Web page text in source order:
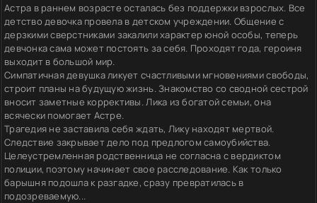
Астра в раннем возрасте осталась без поддержки взрослых. Все
детство девочка провела в детском учреждении. Общение с
дерзкими сверстниками закалили характер юной особы, теперь
девчонка сама может постоять за себя. Проходят года, героиня
выходит в большой мир.
Симпатичная девушка ликует счастливыми мгновениями свободы,
строит планы на будущую жизнь. Знакомство со сводной сестрой
вносит заметные коррективы. Лика из богатой семьи, она
всячески помогает Астре.
Трагедия не заставила себя ждать, Лику находят мертвой.
Следствие закрывает дело под предлогом самоубийства.
Целеустремленная родственница не согласна с вердиктом
полиции, поэтому начинает свое расследование. Как только
барышня подошла к разгадке, сразу превратилась в
подозреваемую...